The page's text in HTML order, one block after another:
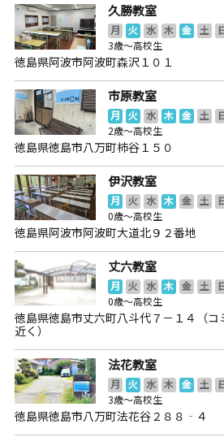
久勝教室
月 火 水 木 金 土
3歳～高校生
徳島県阿波市阿波町森沢１０１
市原教室
月 火 水 木 金 土
2歳～高校生
徳島県徳島市八万町柿谷１５０
伊沢教室
月 火 水 木 金 土
0歳～高校生
徳島県阿波市阿波町大道北９２番地
丈六教室
月 火 水 木 金 土
0歳～高校生
徳島県徳島市丈六町八斗代７－１４（コ
近く）
法花教室
月 火 水 木 金 土
3歳～高校生
徳島県徳島市八万町法花谷２８８‐４